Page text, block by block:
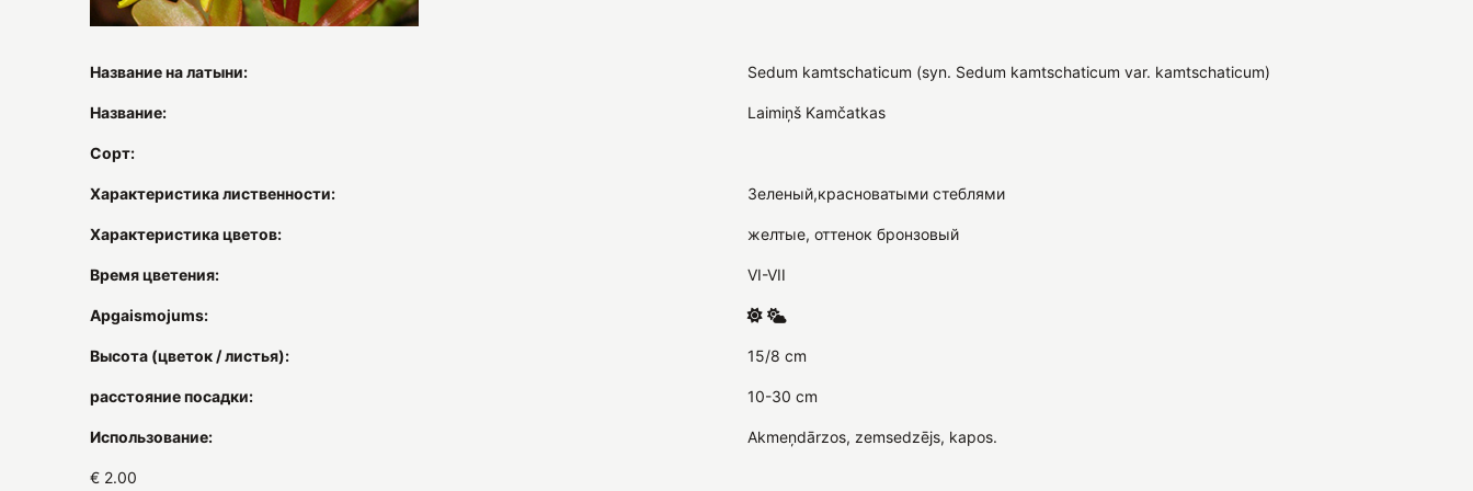
Название на латыни: Sedum kamtschaticum (syn. Sedum kamtschaticum var. kamtschaticum)
Название: Laimiņš Kamčatkas
Сорт:
Характеристика лиственности: Зеленый,красноватыми стеблями
Характеристика цветов: желтые, оттенок бронзовый
Время цветения: VI-VII
Apgaismojums:
Высота (цветок / листья): 15/8 cm
расстояние посадки: 10-30 cm
Использование: Akmeņdārzos, zemsedzējs, kapos.
€ 2.00